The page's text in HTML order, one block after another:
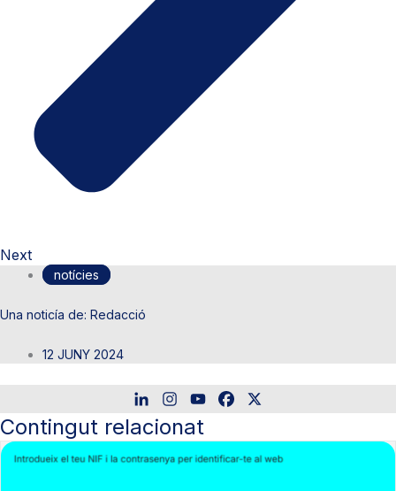
Next
notícies
Redacció
12 JUNY 2024
Contingut relacionat